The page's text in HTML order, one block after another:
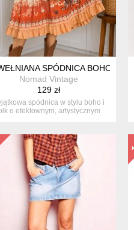
SPÓDNICA MAXI
SPÓDNICA BOHO
Nomad Vintage
129 zł
spódnica w stylu boho i
o efektownym, artystycznym